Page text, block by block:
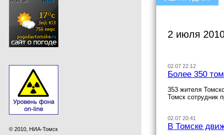
© 2010, НИА-Томск
2 июля
02.07 22:12
Более 350
353 жителя
Томск сотрудник
02.07 20:41
В Томске